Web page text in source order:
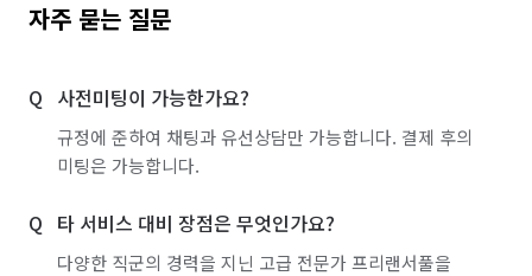
자주 묻는 질문
사전미팅이 가능한가요?
규정에 준하여 채팅과 유선상담만 가능합니다. 결제 후의
미팅은 가능합니다.
타 서비스 대비 장점은 무엇인가요?
다양한 직군의 경력을 지닌 고급 전문가 프리랜서풀을